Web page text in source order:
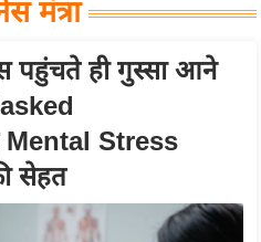
मंत्रा
पहुंचते ही गुस्सा आने
Stress
सेहत